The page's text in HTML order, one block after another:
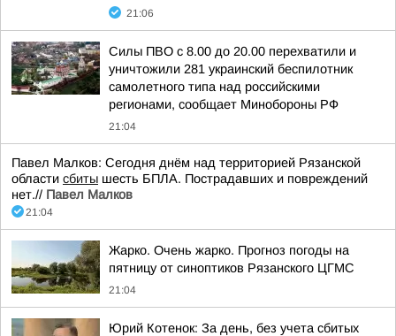
21:06
Силы ПВО с 8.00 до 20.00 перехватили и
уничтожили 281 украинский беспилотник
самолетного типа над российскими
регионами, сообщает Минобороны РФ
21:04
Павел Малков: Сегодня днём над территорией Рязанской
области сбиты шесть БПЛА. Пострадавших и повреждений
нет.// Павел Малков
21:04
Жарко. Очень жарко. Прогноз погоды на
пятницу от синоптиков Рязанского ЦГМС
21:04
Юрий Котенок: За день, без учета сбитых